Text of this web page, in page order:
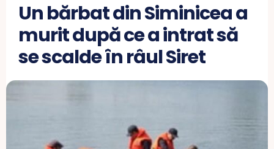
Un bărbat din Siminicea a
murit după ce a intrat să
se scalde în râul Siret